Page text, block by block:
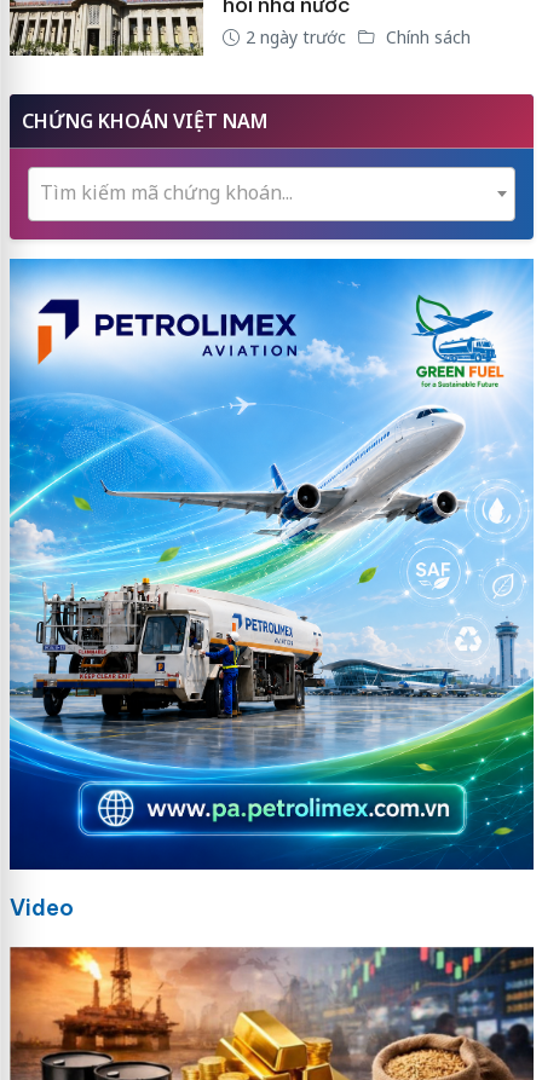
2 ngày trước Chính sách
CHỨNG KHOÁN VIỆT NAM
Tìm kiếm mã chứng khoán...
Video